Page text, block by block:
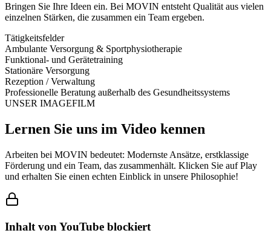
Bringen Sie Ihre Ideen ein. Bei MOVIN entsteht Qualität aus vielen
einzelnen Stärken, die zusammen ein Team ergeben.
Tätigkeitsfelder
Ambulante Versorgung & Sportphysiotherapie
Funktional- und Gerätetraining
Stationäre Versorgung
Rezeption / Verwaltung
Professionelle Beratung außerhalb des Gesundheitssystems
UNSER IMAGEFILM
Lernen Sie uns im Video kennen
Arbeiten bei MOVIN bedeutet: Modernste Ansätze, erstklassige
Förderung und ein Team, das zusammenhält. Klicken Sie auf Play
und erhalten Sie einen echten Einblick in unsere Philosophie!
Inhalt von YouTube blockiert